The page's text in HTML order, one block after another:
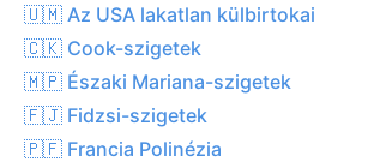
🇺🇲 Az USA lakatlan külbirtokai
🇨🇰 Cook-szigetek
🇲🇵 Északi Mariana-szigetek
🇫🇯 Fidzsi-szigetek
🇵🇫 Francia Polinézia